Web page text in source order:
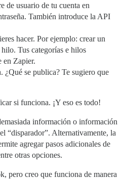
de usuario de tu cuenta en
También introduce la API
hacer. Por ejemplo: crear un
Tus categorías e hilos
en Zapier.
¿Qué se publica? Te sugiero que
si funciona. ¡Y eso es todo!
información o información
“disparador”. Alternativamente, la
agregar pasos adicionales de
otras opciones.
pero creo que funciona de manera